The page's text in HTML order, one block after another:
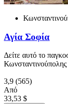
Αγία Σοφία
Δείτε αυτό το
Κωνσταντινούπολης
3,9 (565)
Από
33,53 $